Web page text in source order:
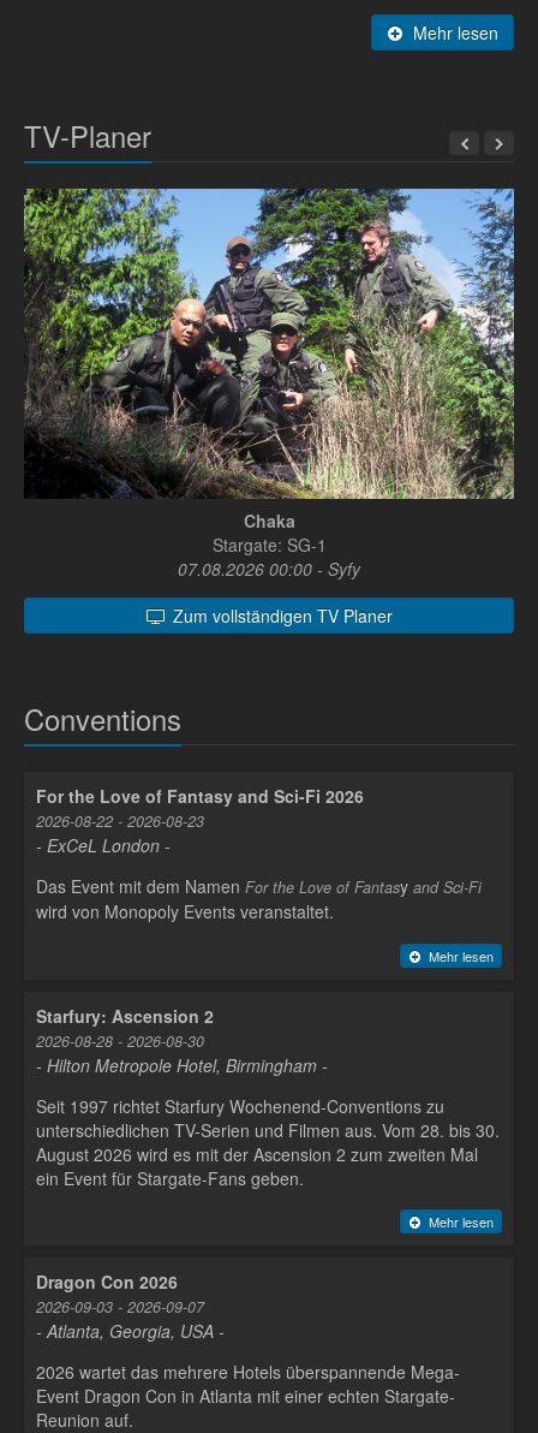
Mehr lesen
TV-Planer
Chaka
Stargate: SG-1
07.08.2026 00:00 - Syfy
Zum vollständigen TV Planer
Conventions
For the Love of Fantasy and Sci-Fi 2026
2026-08-22 - 2026-08-23
- ExCeL London -
Das Event mit dem Namen For the Love of Fantasy and Sci-Fi
wird von Monopoly Events veranstaltet.
Mehr lesen
Starfury: Ascension 2
2026-08-28 - 2026-08-30
- Hilton Metropole Hotel, Birmingham -
Seit 1997 richtet Starfury Wochenend-Conventions zu
unterschiedlichen TV-Serien und Filmen aus. Vom 28. bis 30.
August 2026 wird es mit der Ascension 2 zum zweiten Mal
ein Event für Stargate-Fans geben.
Mehr lesen
Dragon Con 2026
2026-09-03 - 2026-09-07
- Atlanta, Georgia, USA -
2026 wartet das mehrere Hotels überspannende Mega-
Event Dragon Con in Atlanta mit einer echten Stargate-
Reunion auf.